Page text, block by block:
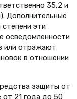
35,2 и
Дополнительные
степени эти
осведомленности
или отражают
в отношении
защиты от
от 21 года до 50